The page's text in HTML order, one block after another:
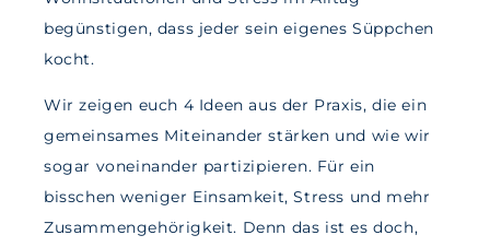
begünstigen, dass jeder sein eigenes Süppchen
kocht.
Wir zeigen euch 4 Ideen aus der Praxis, die ein
gemeinsames Miteinander stärken und wie wir
sogar voneinander partizipieren. Für ein
bisschen weniger Einsamkeit, Stress und mehr
Zusammengehörigkeit. Denn das ist es doch,